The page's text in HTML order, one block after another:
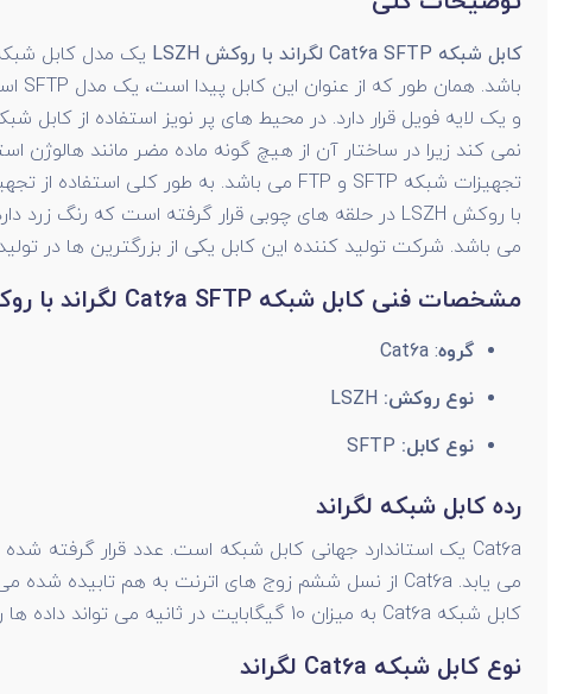
کابل شبکه Cat6a SFTP لگراند با روکش LSZH
نمی کند زیرا در ساختار آن از هیچ گونه ماده مضر مانند هالوژن
می باشد. شرکت تولید کننده این کابل یکی از بزرگترین ها در
مشخصات فنی کابل شبکه Cat6a SFTP لگراند با روکش LSZH
گروه: Cat6a
نوع روکش:
نوع کابل:
رده کابل شبکه لگراند
کابل شبکه Cat6a به میزان 10 گیگابایت در ثانیه می تواند داده ها را انتقال دهد و پهنای باندی معادل 500 مگاهرتز دارد.
نوع کابل شبکه Cat6a لگراند